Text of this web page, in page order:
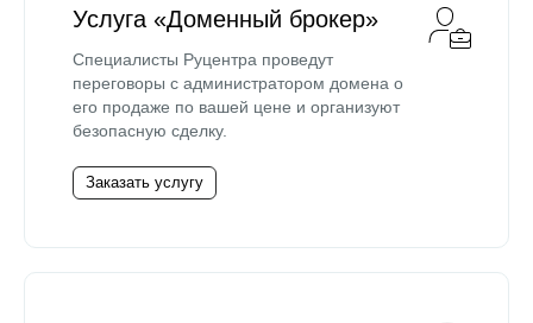
Услуга «Доменный брокер»
Специалисты Руцентра проведут
переговоры с администратором домена о
его продаже по вашей цене и организуют
безопасную сделку.
Заказать услугу